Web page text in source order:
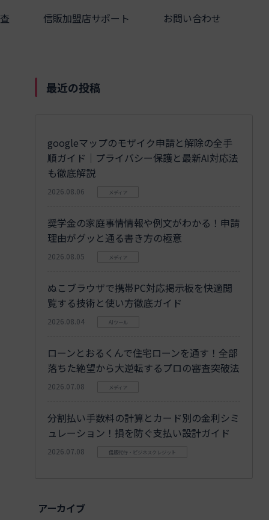
信販加盟店サポート お問い合わせ
最近の投稿
googleマップのモザイク申請と解除の全手
順ガイド｜プライバシー保護と最新AI対応法
も徹底解説
2026.08.06 メディア
奨学金の家庭事情情報や例文がわかる！申請
理由がグッと通る書き方の極意
2026.08.05 メディア
ぬこブラウザで携帯PC対応掲示板を快適閲
覧する技術と使い方徹底ガイド
2026.08.04 AIツール
ローンとおるくんで住宅ローンを通す！全部
落ちた絶望から大逆転するプロの審査突破法
2026.07.08 メディア
分割払い手数料の計算とカード別の金利シミ
ュレーション！損を防ぐ支払い設計ガイド
2026.07.08 信販代行・ビジネスクレジット
アーカイブ